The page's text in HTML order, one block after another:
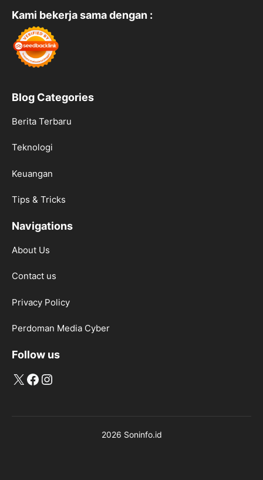
Kami bekerja sama dengan :
Blog Categories
Berita Terbaru
Teknologi
Keuangan
Tips & Tricks
Navigations
About Us
Contact us
Privacy Policy
Perdoman Media Cyber
Follow us
X Facebook
Instagram
2026 Soninfo.id